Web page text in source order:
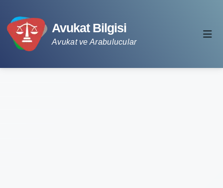
Avukat Bilgisi
Avukat ve Arabulucular